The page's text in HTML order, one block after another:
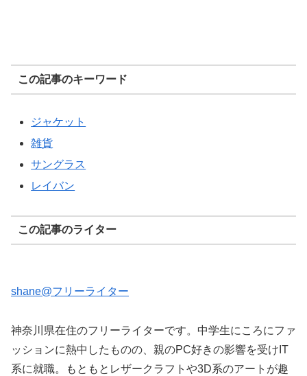
この記事のキーワード
ジャケット
雑貨
サングラス
レイバン
この記事のライター
shane@フリーライター
神奈川県在住のフリーライターです。中学生にころにファ
ッションに熱中したものの、親のPC好きの影響を受けIT
系に就職。もともとレザークラフトや3D系のアートが趣